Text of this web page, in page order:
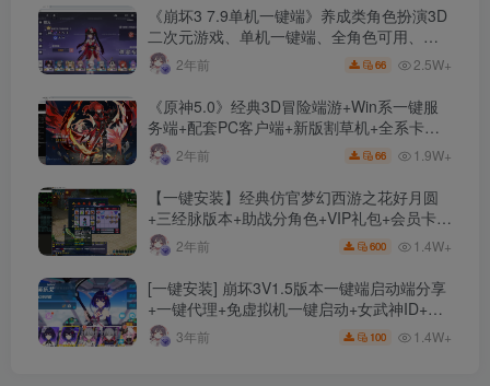
《崩坏3 7.9单机一键端》养成类角色扮演3D
二次元游戏、单机一键端、全角色可用、无
限资源、附带保姆级安装教程
2年前 66 2.5W+
《原神5.0》经典3D冒险端游+Win系一键服
务端+配套PC客户端+新版割草机+全系卡池
文件2年前 66 1.9W+
【一键安装】经典仿官梦幻西游之花好月圆
+三经脉版本+助战分角色+VIP礼包+会员卡
+剧情活动+视频搭建及其他修改资料
2年前 600 1.4W+
[一键安装] 崩坏3V1.5版本一键端启动端分享
+一键代理+免虚拟机一键启动+女武神ID+详
细指令+极简一键修改
3年前 100 1.4W+